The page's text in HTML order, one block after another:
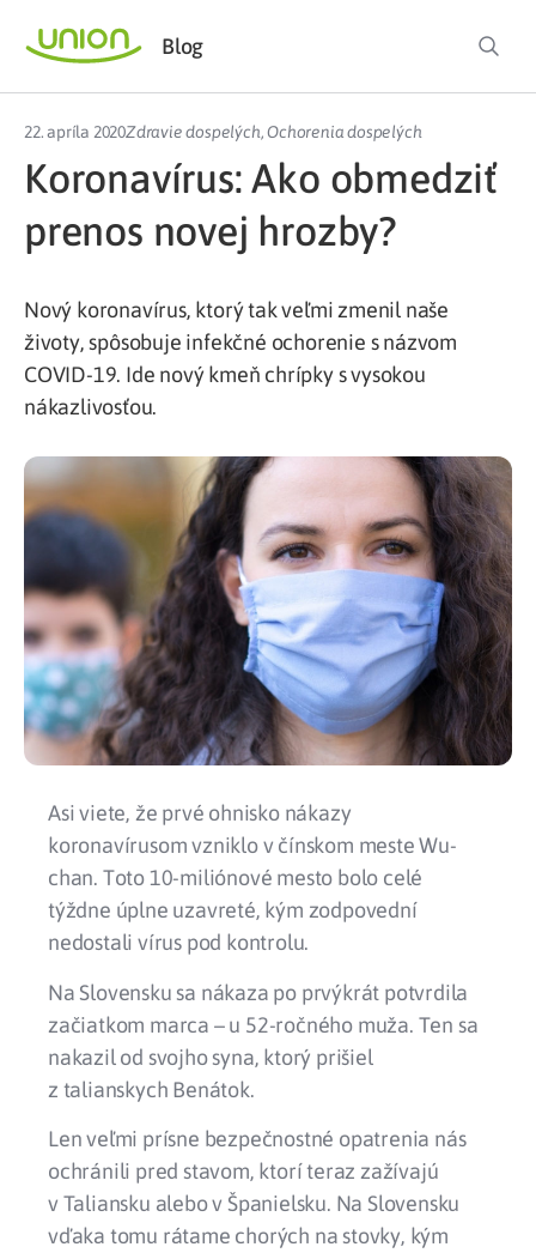
Blog
22. apríla 2020Zdravie dospelých,Ochorenia dospelých
Koronavírus: Ako obmedziť
prenos novej hrozby?
Nový koronavírus, ktorý tak veľmi zmenil naše
životy, spôsobuje infekčné ochorenie s názvom
COVID-19. Ide nový kmeň chrípky s vysokou
nákazlivosťou.
Asi viete, že prvé ohnisko nákazy
koronavírusom vzniklo v čínskom mesteWu-
chan. Toto 10-miliónové mesto bolo celé
týždne úplne uzavreté, kým zodpovední
nedostali vírus pod kontrolu.
Na Slovensku sa nákaza po prvýkrát potvrdila
začiatkom marca – u 52-ročného muža. Ten sa
nakazil od svojho syna, ktorý prišiel
z talianskych Benátok.
Len veľmi prísne bezpečnostné opatrenia nás
ochránili pred stavom, ktorí teraz zažívajú
v Taliansku alebo vŠpanielsku. Na Slovensku
vďaka tomu rátame chorých na stovky, kým